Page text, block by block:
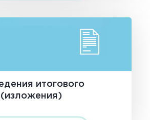
итогового
(изложения)